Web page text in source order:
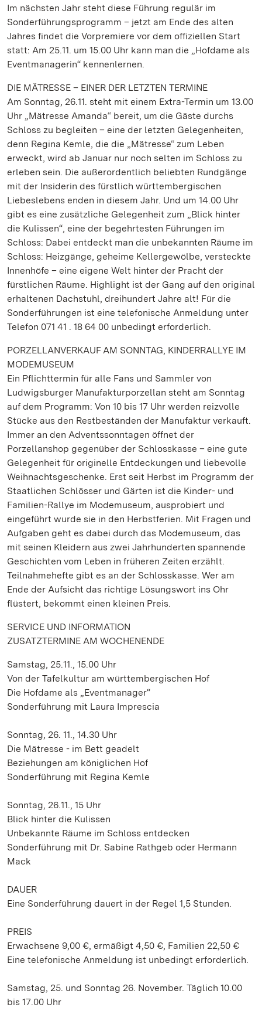
Im nächsten Jahr steht diese Führung regulär im
Sonderführungsprogramm – jetzt am Ende des alten
Jahres findet die Vorpremiere vor dem offiziellen Start
statt: Am 25.11. um 15.00 Uhr kann man die „Hofdame als
Eventmanagerin“ kennenlernen.
DIE MÄTRESSE – EINER DER LETZTEN TERMINE
Am Sonntag, 26.11. steht mit einem Extra-Termin um 13.00
Uhr „Mätresse Amanda“ bereit, um die Gäste durchs
Schloss zu begleiten – eine der letzten Gelegenheiten,
denn Regina Kemle, die die „Mätresse“ zum Leben
erweckt, wird ab Januar nur noch selten im Schloss zu
erleben sein. Die außerordentlich beliebten Rundgänge
mit der Insiderin des fürstlich württembergischen
Liebeslebens enden in diesem Jahr. Und um 14.00 Uhr
gibt es eine zusätzliche Gelegenheit zum „Blick hinter
die Kulissen“, eine der begehrtesten Führungen im
Schloss: Dabei entdeckt man die unbekannten Räume im
Schloss: Heizgänge, geheime Kellergewölbe, versteckte
Innenhöfe – eine eigene Welt hinter der Pracht der
fürstlichen Räume. Highlight ist der Gang auf den original
erhaltenen Dachstuhl, dreihundert Jahre alt! Für die
Sonderführungen ist eine telefonische Anmeldung unter
Telefon 071 41 . 18 64 00 unbedingt erforderlich.
PORZELLANVERKAUF AM SONNTAG, KINDERRALLYE IM
MODEMUSEUM
Ein Pflichttermin für alle Fans und Sammler von
Ludwigsburger Manufakturporzellan steht am Sonntag
auf dem Programm: Von 10 bis 17 Uhr werden reizvolle
Stücke aus den Restbeständen der Manufaktur verkauft.
Immer an den Adventssonntagen öffnet der
Porzellanshop gegenüber der Schlosskasse – eine gute
Gelegenheit für originelle Entdeckungen und liebevolle
Weihnachtsgeschenke. Erst seit Herbst im Programm der
Staatlichen Schlösser und Gärten ist die Kinder- und
Familien-Rallye im Modemuseum, ausprobiert und
eingeführt wurde sie in den Herbstferien. Mit Fragen und
Aufgaben geht es dabei durch das Modemuseum, das
mit seinen Kleidern aus zwei Jahrhunderten spannende
Geschichten vom Leben in früheren Zeiten erzählt.
Teilnahmehefte gibt es an der Schlosskasse. Wer am
Ende der Aufsicht das richtige Lösungswort ins Ohr
flüstert, bekommt einen kleinen Preis.
SERVICE UND INFORMATION
ZUSATZTERMINE AM WOCHENENDE
Samstag, 25.11., 15.00 Uhr
Von der Tafelkultur am württembergischen Hof
Die Hofdame als „Eventmanager“
Sonderführung mit Laura Imprescia
Sonntag, 26. 11., 14.30 Uhr
Die Mätresse - im Bett geadelt
Beziehungen am königlichen Hof
Sonderführung mit Regina Kemle
Sonntag, 26.11., 15 Uhr
Blick hinter die Kulissen
Unbekannte Räume im Schloss entdecken
Sonderführung mit Dr. Sabine Rathgeb oder Hermann
Mack
DAUER
Eine Sonderführung dauert in der Regel 1,5 Stunden.
PREIS
Erwachsene 9,00 €, ermäßigt 4,50 €, Familien 22,50 €
Eine telefonische Anmeldung ist unbedingt erforderlich.
Samstag, 25. und Sonntag 26. November. Täglich 10.00
bis 17.00 Uhr